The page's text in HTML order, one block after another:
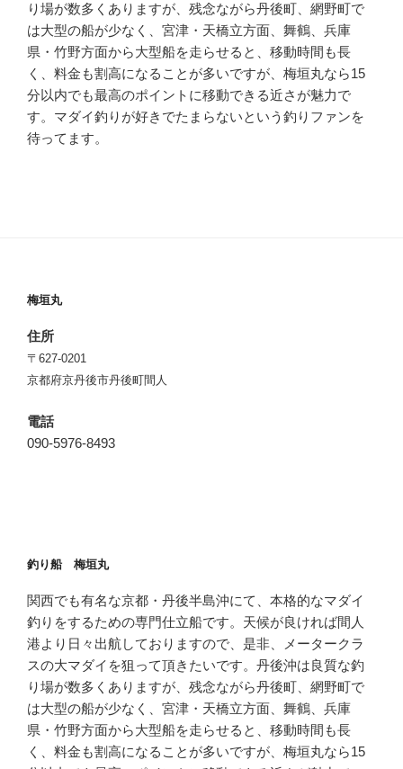
り場が数多くありますが、残念ながら丹後町、網野町で
は大型の船が少なく、宮津・天橋立方面、舞鶴、兵庫
県・竹野方面から大型船を走らせると、移動時間も長
く、料金も割高になることが多いですが、梅垣丸なら15
分以内でも最高のポイントに移動できる近さが魅力で
す。マダイ釣りが好きでたまらないという釣りファンを
待ってます。
梅垣丸
住所
〒627-0201
京都府京丹後市丹後町間人
電話
090-5976-8493
釣り船 梅垣丸
関西でも有名な京都・丹後半島沖にて、本格的なマダイ
釣りをするための専門仕立船です。天候が良ければ間人
港より日々出航しておりますので、是非、メータークラ
スの大マダイを狙って頂きたいです。丹後沖は良質な釣
り場が数多くありますが、残念ながら丹後町、網野町で
は大型の船が少なく、宮津・天橋立方面、舞鶴、兵庫
県・竹野方面から大型船を走らせると、移動時間も長
く、料金も割高になることが多いですが、梅垣丸なら15